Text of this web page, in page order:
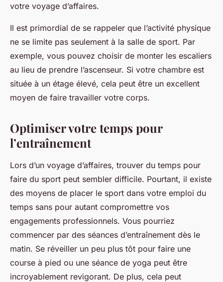
votre voyage d’affaires.
Il est primordial de se rappeler que l’activité physique
ne se limite pas seulement à la salle de sport. Par
exemple, vous pouvez choisir de monter les escaliers
au lieu de prendre l’ascenseur. Si votre chambre est
située à un étage élevé, cela peut être un excellent
moyen de faire travailler votre corps.
Optimiser votre temps pour
l’entraînement
Lors d’un voyage d’affaires, trouver du temps pour
faire du sport peut sembler difficile. Pourtant, il existe
des moyens de placer le sport dans votre emploi du
temps sans pour autant compromettre vos
engagements professionnels. Vous pourriez
commencer par des séances d’entraînement dès le
matin. Se réveiller un peu plus tôt pour faire une
course à pied ou une séance de yoga peut être
incroyablement revigorant. De plus, cela peut